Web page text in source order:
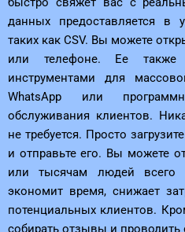
данных предоставляется в
таких как CSV. Вы можете
или телефоне. Ее
инструментами для
WhatsApp или
обслуживания клиентов.
не требуется. Просто
и отправьте его. Вы можете
или тысячам людей всего
экономит время, снижает
потенциальных клиентов.